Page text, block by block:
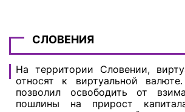
СЛОВЕНИЯ
На территории Словении,
относят к виртуальной
позволил освободить от
пошлины на прирост